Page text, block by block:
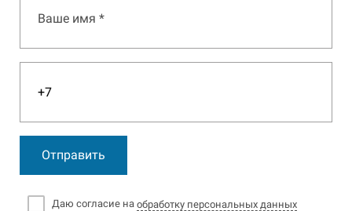
Отправить
Даю согласие на обработку персональных данных